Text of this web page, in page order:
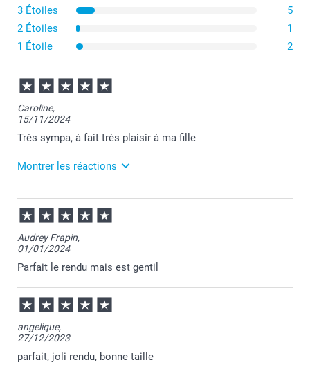
3 Étoiles
5
2 Étoiles
1
1 Étoile
2
Caroline,
15/11/2024
Très sympa, à fait très plaisir à ma fille
Montrer les réactions
19/11/2024
07:06
Bonjour Caroline,
Je vous remercie pour votre commande et je suis
ravie que votre cadeau ait fait plaisir à votre fille.
Je vous souhaite une bonne journée.
Cordialement,
Florence@smartphoto
Audrey Frapin,
01/01/2024
Parfait le rendu mais est gentil
angelique,
27/12/2023
parfait, joli rendu, bonne taille